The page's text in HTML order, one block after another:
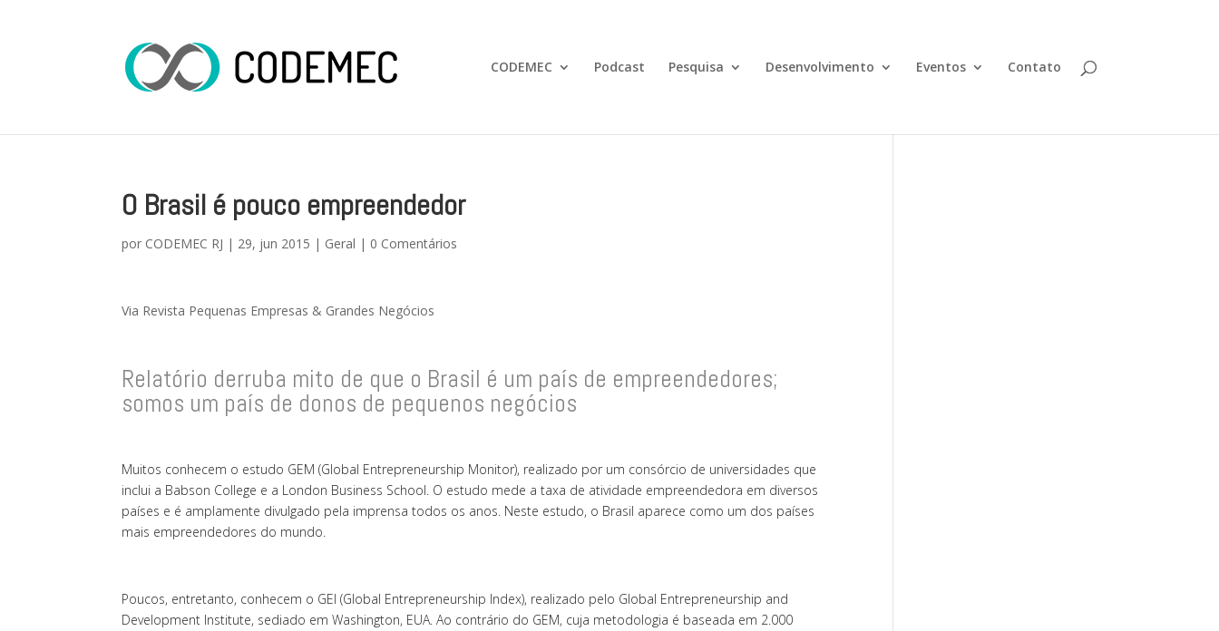
CODEMEC Podcast Pesquisa Desenvolvimento Eventos Contato
O Brasil é pouco empreendedor
por CODEMEC RJ | 29, jun 2015 | Geral | 0 Comentários
Via Revista Pequenas Empresas & Grandes Negócios
Relatório derruba mito de que o Brasil é um país de empreendedores;
somos um país de donos de pequenos negócios
Muitos conhecem o estudo GEM (Global Entrepreneurship Monitor), realizado por um consórcio de universidades que
inclui a Babson College e a London Business School. O estudo mede a taxa de atividade empreendedora em diversos
países e é amplamente divulgado pela imprensa todos os anos. Neste estudo, o Brasil aparece como um dos países
mais empreendedores do mundo.
Poucos, entretanto, conhecem o GEI (Global Entrepreneurship Index), realizado pelo Global Entrepreneurship and
Development Institute, sediado em Washington, EUA. Ao contrário do GEM, cuja metodologia é baseada em 2.000